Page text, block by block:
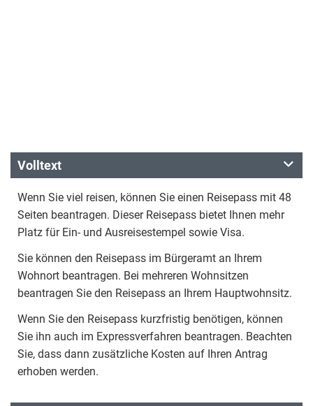
Volltext
Wenn Sie viel reisen, können Sie einen Reisepass mit 48
Seiten beantragen. Dieser Reisepass bietet Ihnen mehr
Platz für Ein- und Ausreisestempel sowie Visa.
Sie können den Reisepass im Bürgeramt an Ihrem
Wohnort beantragen. Bei mehreren Wohnsitzen
beantragen Sie den Reisepass an Ihrem Hauptwohnsitz.
Wenn Sie den Reisepass kurzfristig benötigen, können
Sie ihn auch im Expressverfahren beantragen. Beachten
Sie, dass dann zusätzliche Kosten auf Ihren Antrag
erhoben werden.